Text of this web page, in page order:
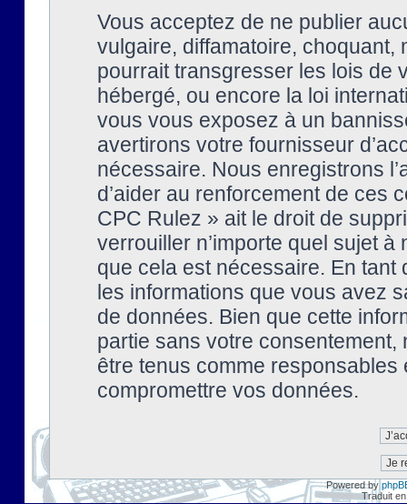
Vous acceptez de ne publier
vulgaire, diffamatoire, choquant,
pourrait transgresser les lois de
hébergé, ou encore la loi
vous vous exposez à un
avertirons votre fournisseur
nécessaire. Nous enregistrons
d’aider au renforcement de ces
CPC Rulez » ait le droit de
verrouiller n’importe quel sujet à
que cela est nécessaire. En tant
les informations que vous avez
de données. Bien que cette
partie sans votre
être tenus comme
compromettre vos données.
Powered by
Traduit